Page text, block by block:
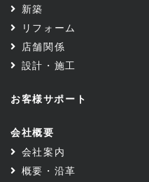
新築
リフォーム
店舗関係
設計・施工
お客様サポート
会社概要
会社案内
概要・沿革